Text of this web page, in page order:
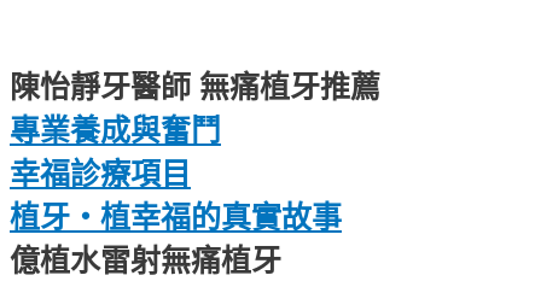
陳怡靜牙醫師 無痛植牙推薦
專業養成與奮⾾
幸福診療項⽬
植牙・植幸福的真實故事
億植⽔雷射無痛植牙